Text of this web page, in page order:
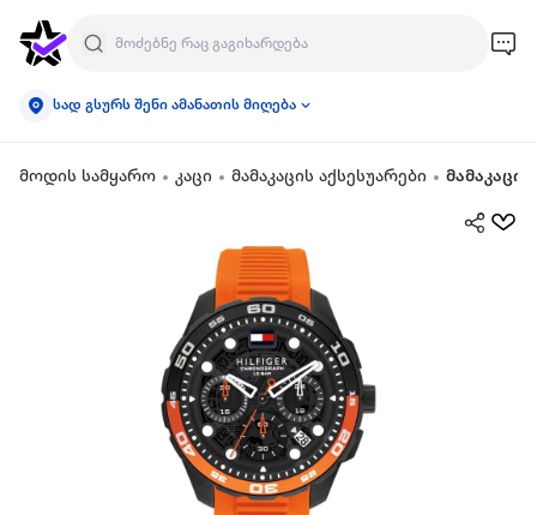
სად გსურს შენი ამანათის მიღება
მოდის სამყარო კაცი მამაკაცის აქსესუარები